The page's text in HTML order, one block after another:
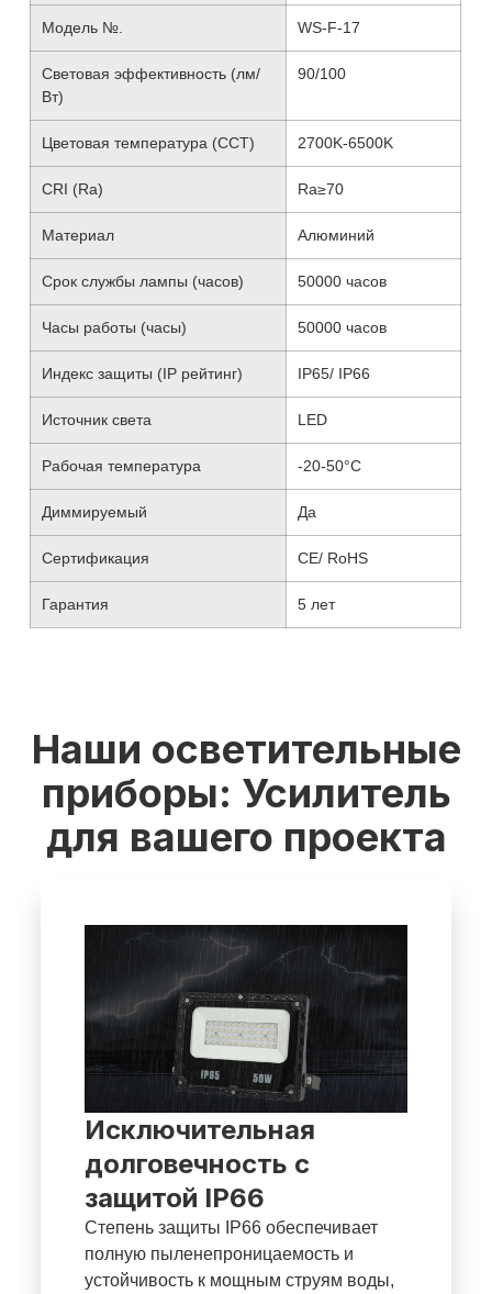
Модель №. WS-F-17
Световая эффективность (лм/
Вт)
90/100
Цветовая температура (CCT) 2700K-6500K
CRI (Ra) Ra≥70
Материал Алюминий
Срок службы лампы (часов) 50000 часов
Часы работы (часы) 50000 часов
Индекс защиты (IP рейтинг) IP65/ IP66
Источник света LED
Рабочая температура -20-50°C
Диммируемый Да
Сертификация CE/ RoHS
Гарантия 5 лет
Наши осветительные
приборы: Усилитель
для вашего проекта
Исключительная
долговечность с
защитой IP66
Степень защиты IP66 обеспечивает
полную пыленепроницаемость и
устойчивость к мощным струям воды,